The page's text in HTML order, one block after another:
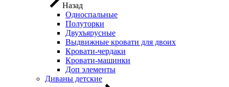
Назад
Односпальные
Полуторки
Двухъярусные
Выдвижные кровати для двоих
Кровати-чердаки
Кровати-машинки
Доп элементы
Диваны детские